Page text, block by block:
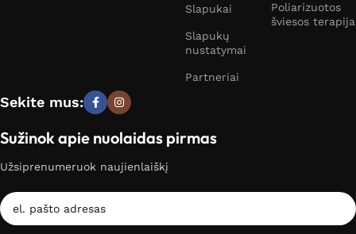
Slapukai
Slapukų
nustatymai
Partneriai
Poliarizuotos
šviesos terapija
Sekite mus:
Sužinok apie nuolaidas pirmas
Užsiprenumeruok naujienlaiškį